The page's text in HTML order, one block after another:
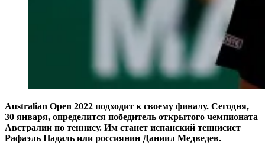
Australian Open 2022 подходит к своему финалу. Сегодня,
30 января, определится победитель открытого чемпионата
Австралии по теннису. Им станет испанский теннисист
Рафаэль Надаль или россиянин Даниил Медведев.